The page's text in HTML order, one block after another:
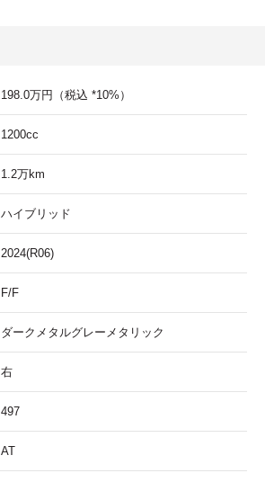
198.0万円 （税込 *10%）
1200cc
1.2万km
ハイブリッド
2024(R06)
F/F
ダークメタルグレーメタリック
右
497
AT